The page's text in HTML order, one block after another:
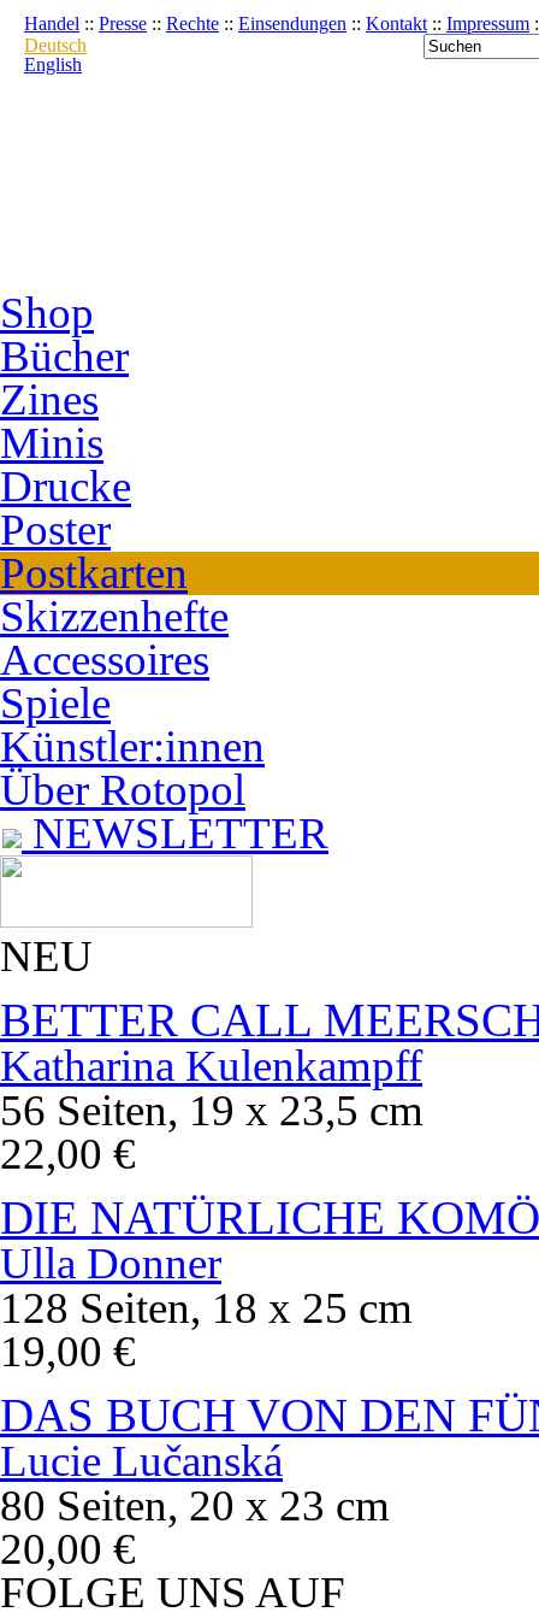
Handel :: Presse :: Rechte :: Einsendungen :: Kontakt :: Impressum
Deutsch
English
Shop
Bücher
Zines
Minis
Drucke
Poster
Postkarten
Skizzenhefte
Accessoires
Spiele
Künstler:innen
Über Rotopol
NEWSLETTER
NEU
BETTER CALL
Katharina Kulenkampff
56 Seiten, 19 x 23,5 cm
22,00 €
DIE NATÜRLICHE
Ulla Donner
128 Seiten, 18 x 25 cm
19,00 €
DAS BUCH VON DEN
Lucie Lučanská
80 Seiten, 20 x 23 cm
20,00 €
FOLGE UNS AUF